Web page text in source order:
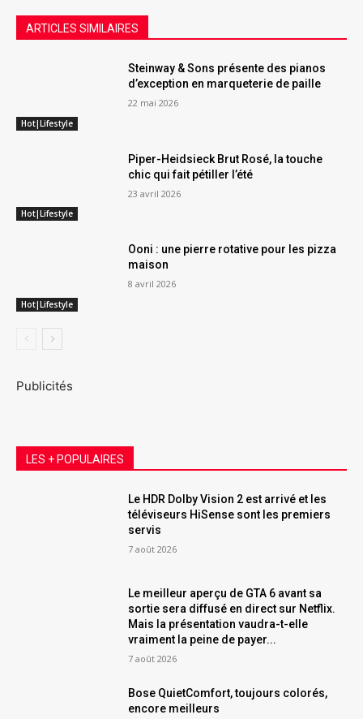
ARTICLES SIMILAIRES
Hot|Lifestyle
Steinway & Sons présente des pianos
d’exception en marqueterie de paille
22 mai 2026
Hot|Lifestyle
Piper-Heidsieck Brut Rosé, la touche
chic qui fait pétiller l’été
23 avril 2026
Hot|Lifestyle
Ooni : une pierre rotative pour les pizza
maison
8 avril 2026
Publicités
LES + POPULAIRES
Le HDR Dolby Vision 2 est arrivé et les
téléviseurs HiSense sont les premiers
servis
7 août 2026
Le meilleur aperçu de GTA 6 avant sa
sortie sera diffusé en direct sur Netflix.
Mais la présentation vaudra-t-elle
vraiment la peine de payer...
7 août 2026
Bose QuietComfort, toujours colorés,
encore meilleurs